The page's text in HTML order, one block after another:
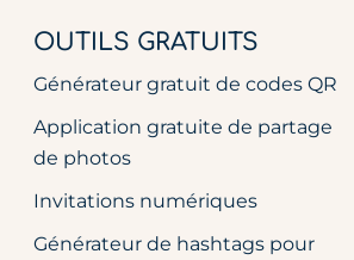
OUTILS GRATUITS
Générateur gratuit de codes QR
Application gratuite de partage
de photos
Invitations numériques
Générateur de hashtags pour